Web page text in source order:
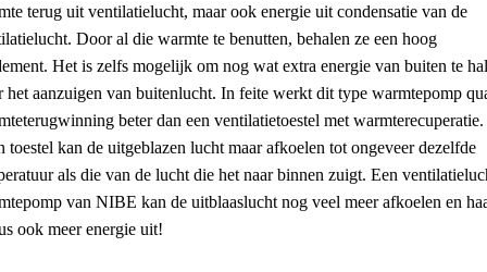
terug uit ventilatielucht, maar ook energie uit condensatie van de
Door al die warmte te benutten, behalen ze een hoog
Het is zelfs mogelijk om nog wat extra energie van buiten te
het aanzuigen van buitenlucht. In feite werkt dit type warmtepomp
beter dan een ventilatietoestel met warmterecuperatie.
toestel kan de uitgeblazen lucht maar afkoelen tot ongeveer dezelfde
als die van de lucht die het naar binnen zuigt. Een
van NIBE kan de uitblaaslucht nog veel meer afkoelen en
ook meer energie uit!